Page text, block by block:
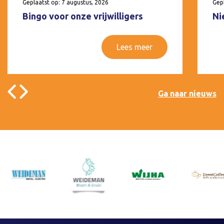
Geplaatst op: 7 augustus, 2026
Bingo voor onze vrijwilligers
Lees meer
Ga naar nieuws